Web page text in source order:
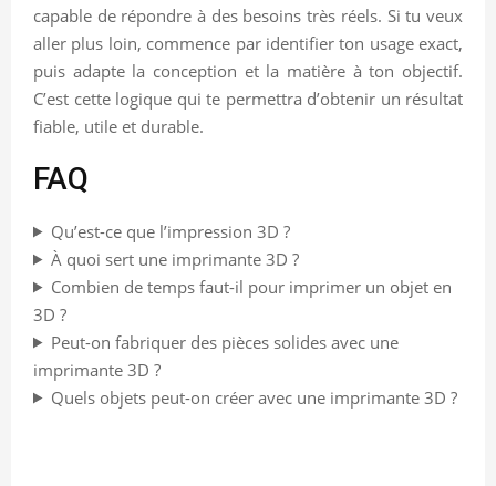
capable de répondre à des besoins très réels. Si tu veux
aller plus loin, commence par identifier ton usage exact,
puis adapte la conception et la matière à ton objectif.
C’est cette logique qui te permettra d’obtenir un résultat
fiable, utile et durable.
FAQ
Qu’est-ce que l’impression 3D ?
À quoi sert une imprimante 3D ?
Combien de temps faut-il pour imprimer un objet en
3D ?
Peut-on fabriquer des pièces solides avec une
imprimante 3D ?
Quels objets peut-on créer avec une imprimante 3D ?